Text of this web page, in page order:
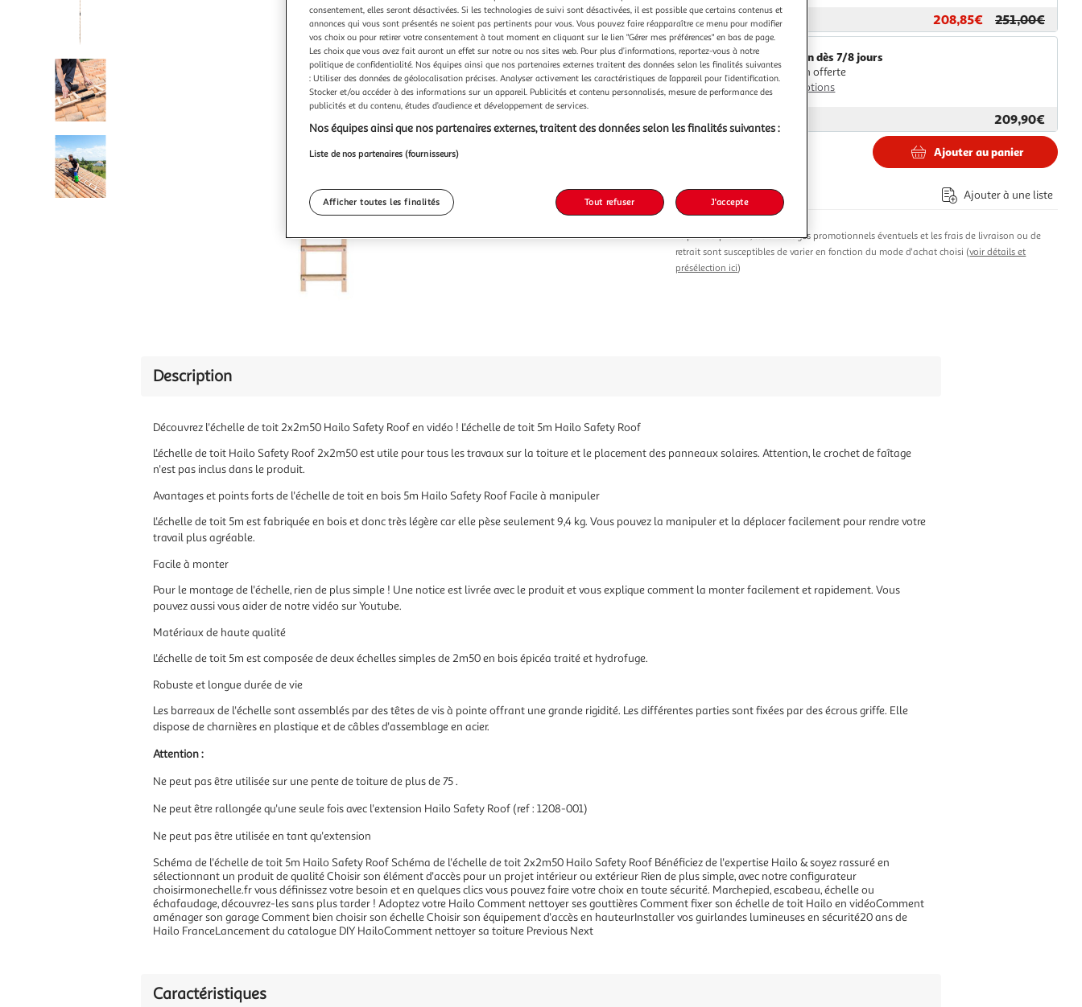
Vendu par Centrale Brico 208,85€ 251,00€
Livraison dès 7/8 jours
Livraison offerte
Plus d'options
209,90€
208,85€
Ajouter au panier
Ajouter à une liste
Le prix du produit, les avantages promotionnels éventuels et les frais de livraison ou de
retrait sont susceptibles de varier en fonction du mode d'achat choisi (voir détails et
présélection ici)
Description
Découvrez l'échelle de toit 2x2m50 Hailo Safety Roof en vidéo ! L'échelle de toit 5m Hailo Safety Roof
L'échelle de toit Hailo Safety Roof 2x2m50 est utile pour tous les travaux sur la toiture et le placement des panneaux solaires. Attention, le crochet de faîtage
n'est pas inclus dans le produit.
Avantages et points forts de l'échelle de toit en bois 5m Hailo Safety Roof Facile à manipuler
L'échelle de toit 5m est fabriquée en bois et donc très légère car elle pèse seulement 9,4 kg. Vous pouvez la manipuler et la déplacer facilement pour rendre votre
travail plus agréable.
Facile à monter
Pour le montage de l'échelle, rien de plus simple ! Une notice est livrée avec le produit et vous explique comment la monter facilement et rapidement. Vous
pouvez aussi vous aider de notre vidéo sur Youtube.
Matériaux de haute qualité
L'échelle de toit 5m est composée de deux échelles simples de 2m50 en bois épicéa traité et hydrofuge.
Robuste et longue durée de vie
Les barreaux de l'échelle sont assemblés par des têtes de vis à pointe offrant une grande rigidité. Les différentes parties sont fixées par des écrous griffe. Elle
dispose de charnières en plastique et de câbles d'assemblage en acier.
Attention :
Ne peut pas être utilisée sur une pente de toiture de plus de 75 .
Ne peut être rallongée qu'une seule fois avec l'extension Hailo Safety Roof (ref : 1208-001)
Ne peut pas être utilisée en tant qu'extension
Schéma de l'échelle de toit 5m Hailo Safety Roof Schéma de l'échelle de toit 2x2m50 Hailo Safety Roof Bénéficiez de l'expertise Hailo & soyez rassuré en
sélectionnant un produit de qualité Choisir son élément d'accès pour un projet intérieur ou extérieur Rien de plus simple, avec notre configurateur
choisirmonechelle.fr vous définissez votre besoin et en quelques clics vous pouvez faire votre choix en toute sécurité. Marchepied, escabeau, échelle ou
échafaudage, découvrez-les sans plus tarder ! Adoptez votre Hailo Comment nettoyer ses gouttières Comment fixer son échelle de toit Hailo en vidéoComment
aménager son garage Comment bien choisir son échelle Choisir son équipement d'accès en hauteurInstaller vos guirlandes lumineuses en sécurité20 ans de
Hailo FranceLancement du catalogue DIY HailoComment nettoyer sa toiture Previous Next
Caractéristiques
consentement, elles seront désactivées. Si les technologies de suivi sont désactivées, il est possible que certains contenus et
annonces qui vous sont présentés ne soient pas pertinents pour vous. Vous pouvez faire réapparaître ce menu pour modifier
vos choix ou pour retirer votre consentement à tout moment en cliquant sur le lien "Gérer mes préférences" en bas de page.
Les choix que vous avez fait auront un effet sur notre ou nos sites web. Pour plus d’informations, reportez-vous à notre
politique de confidentialité. Nos équipes ainsi que nos partenaires externes traitent des données selon les finalités suivantes
: Utiliser des données de géolocalisation précises. Analyser activement les caractéristiques de l’appareil pour l’identification.
Stocker et/ou accéder à des informations sur un appareil. Publicités et contenu personnalisés, mesure de performance des
publicités et du contenu, études d’audience et développement de services.
Nos équipes ainsi que nos partenaires externes, traitent des données selon les finalités suivantes :
Liste de nos partenaires (fournisseurs)
Afficher toutes les finalités Tout refuser J'accepte